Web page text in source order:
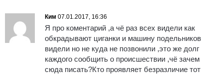
Ким 07.01.2017, 16:36
Я про коментарий ,а чё раз всех видели как
обкрадывают циганки и машину подельников
видели но не куда не позвонили ,это же долг
каждого сообщить о происшествии ,чё зачем
сюда писать?Кто проявляет безразличие тот